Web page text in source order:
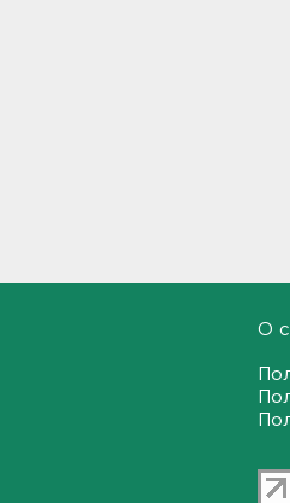
Смертельное ДТП
произошло на
О